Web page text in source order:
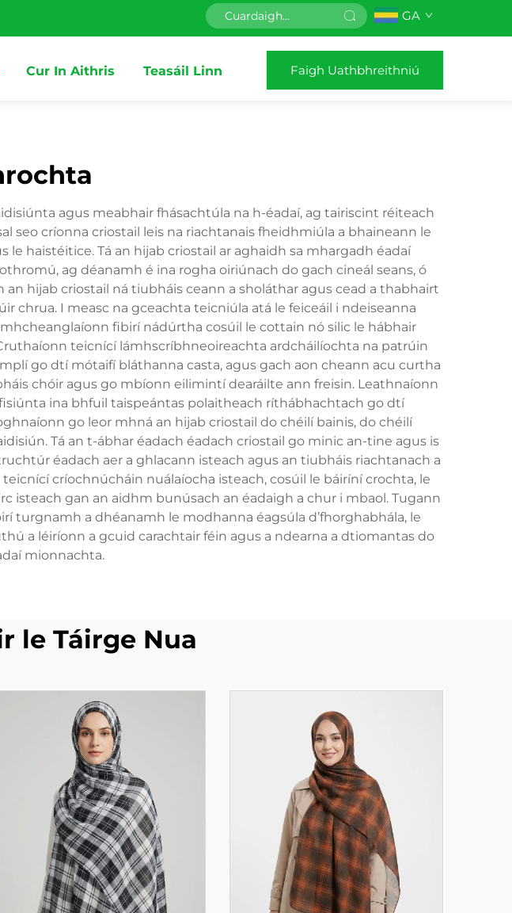
GA
Cur In Aithris Teasáil Linn Faigh Uathbhreithniú
agus meabhair fhásachtúla na h-éadaí, ag tairiscint réiteach
seo críonna criostail leis na riachtanais fheidhmiúla a bhaineann le
haistéitice. Tá an hijab criostail ar aghaidh sa mhargadh éadaí
ag déanamh é ina rogha oiriúnach do gach cineál seans, ó
hijab criostail ná tiubháis ceann a sholáthar agus cead a thabhairt
chrua. I measc na gceachta teicniúla atá le feiceáil i ndeiseanna
fibirí nádúrtha cosúil le cottain nó silic le hábhair
teicnící lámhscríbhneoireachta ardcháilíochta na patrúin
go dtí mótaifí bláthanna casta, agus gach aon cheann acu curtha
chóir agus go mbíonn eilimintí dearáilte ann freisin. Leathnaíonn
ina bhfuil taispeántas polaitheach ríthábhachtach go dtí
go leor mhná an hijab criostail do chéilí bainis, do chéilí
Tá an t-ábhar éadach éadach criostail go minic an-tine agus is
éadach aer a ghlacann isteach agus an tiubháis riachtanach a
críochnúcháin nuálaíocha isteach, cosúil le báiríní crochta, le
isteach gan an aidhm bunúsach an éadaigh a chur i mbaol. Tugann
turgnamh a dhéanamh le modhanna éagsúla d’fhorghabhála, le
a léiríonn a gcuid carachtair féin agus a ndearna a dtiomantas do
mionnachta.
le Táirge Nua